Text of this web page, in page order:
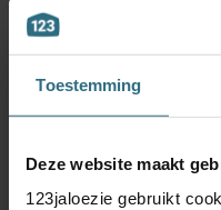
Toestemming
Deze website maakt
123jaloezie gebruikt
Baseline - Rolgordijn Zwart